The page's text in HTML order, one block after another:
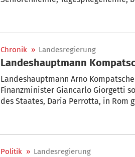
Chronik » Landesregierung
Landeshauptmann
Landeshauptmann Arno
Finanzminister Giancarlo Giorgetti
des Staates, Daria Perrotta, in Rom
Politik » Landesregierung